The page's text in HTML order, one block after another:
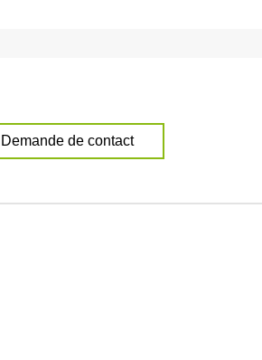
Demande de contact